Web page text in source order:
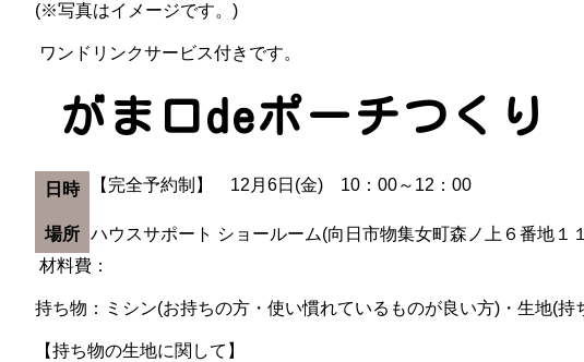
(※写真はイメージです。)
ワンドリンクサービス付きです。
がま口deポーチつくり
日時 【完全予約制】 12月6日(金) 10：00～12：00
場所 ハウスサポート ショールーム(向日市物集女町森ノ上６番地１１
材料費：
持ち物：ミシン(お持ちの方・使い慣れているものが良い方)・生地(持
【持ち物の生地に関して】